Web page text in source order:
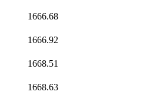
1666.68
1666.92
1668.51
1668.63